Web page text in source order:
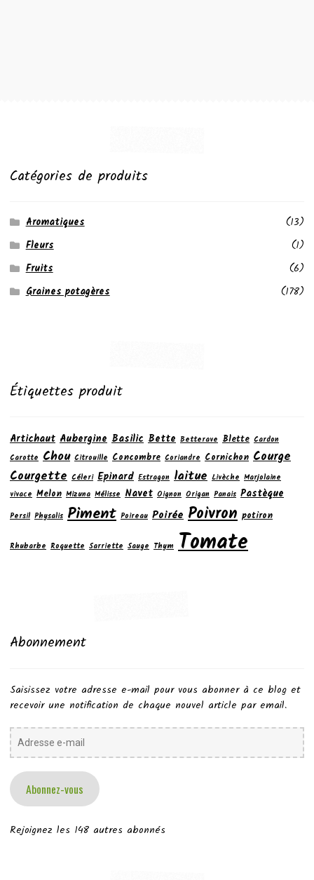
Catégories de produits
Aromatiques
(13)
Fleurs
(1)
Fruits
(6)
Graines potagères
(178)
Étiquettes produit
Artichaut Aubergine Basilic Bette Betterave Blette Cardon
Carotte Chou Citrouille Concombre Coriandre Cornichon Courge
Courgette Céleri Epinard Estragon laitue Livèche Marjolaine
vivace Melon Mizuna Mélisse Navet Oignon Origan Panais Pastèque
Persil Physalis Piment Poireau Poirée Poivron potiron
Rhubarbe Roquette Sarriette Sauge Thym Tomate
Abonnement
Saisissez votre adresse e-mail pour vous abonner à ce blog et
recevoir une notification de chaque nouvel article par email.
Adresse
e-
Abonnez-vous
Rejoignez les 148 autres abonnés